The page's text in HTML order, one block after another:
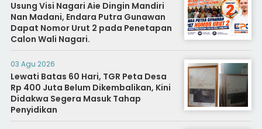
Usung Visi Nagari Aie Dingin Mandiri
Nan Madani, Endara Putra Gunawan
Dapat Nomor Urut 2 pada Penetapan
Calon Wali Nagari.
03 Agu 2026
Lewati Batas 60 Hari, TGR Peta Desa
Rp 400 Juta Belum Dikembalikan, Kini
Didakwa Segera Masuk Tahap
Penyidikan